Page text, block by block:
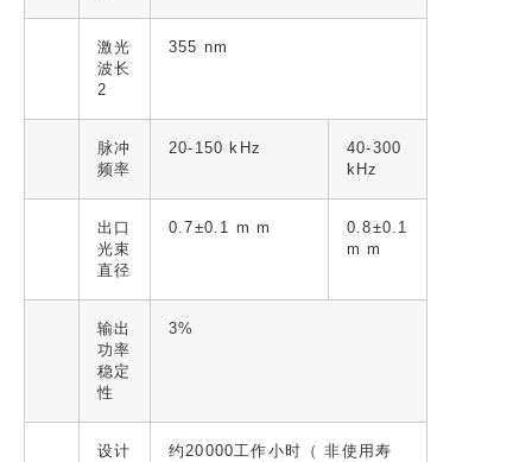
激光
波长
2
355 nm
脉冲
频率
20-150 kHz
40-300
kHz
出口
光束
直径
0.7±0.1 m m
0.8±0.1
m m
输出
功率
稳定
性
3%
设计
约20000工作小时（ 非使用寿